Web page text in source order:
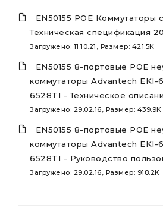
EN50155 POE Коммутаторы
Техническая спецификация
Загружено: 11.10.21, Размер: 421.5K
EN50155 8-портовые POE
коммутаторы Advantech EKI-
6528TI - Техническое
Загружено: 29.02.16, Размер: 439.9K
EN50155 8-портовые POE
коммутаторы Advantech EKI-
6528TI - Руководство
Загружено: 29.02.16, Размер: 918.2K